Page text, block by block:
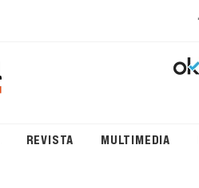
REVISTA MULTIMEDIA